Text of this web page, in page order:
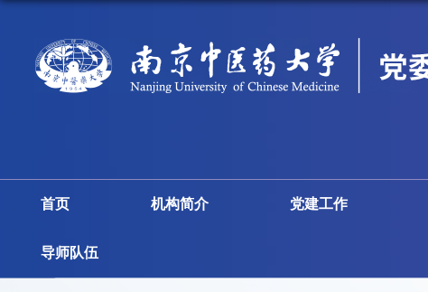
首页 机构简介 党建工作
导师队伍